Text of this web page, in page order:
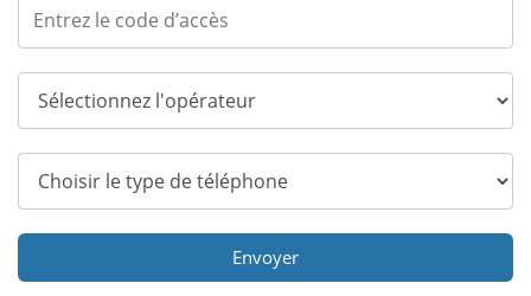
Envoyer